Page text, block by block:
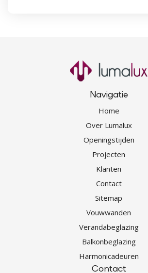
Navigatie
Home
Over Lumalux
Openingstijden
Projecten
Klanten
Contact
Sitemap
Vouwwanden
Verandabeglazing
Balkonbeglazing
Harmonicadeuren
Contact